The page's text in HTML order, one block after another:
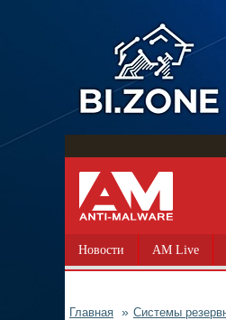
Новости AM Live
Главная Системы